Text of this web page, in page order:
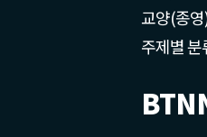
교양(종
주제별 분